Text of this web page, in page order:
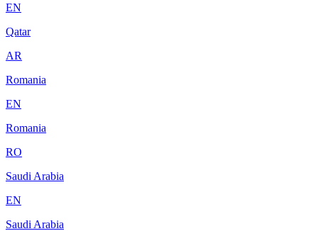
EN
Qatar
AR
Romania
EN
Romania
RO
Saudi Arabia
EN
Saudi Arabia